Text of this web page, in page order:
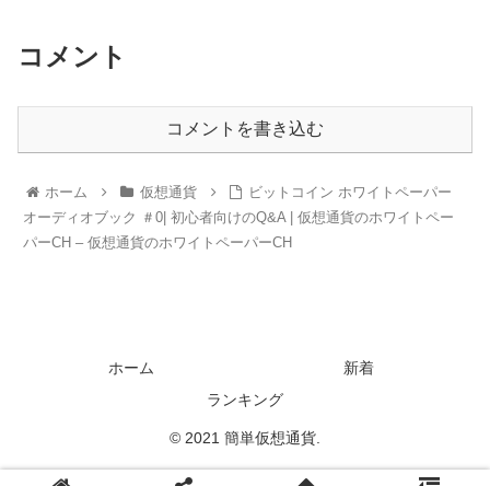
コメント
コメントを書き込む
ホーム 仮想通貨
ビットコイン ホワイトペーパー
オーディオブック ＃0| 初心者向けのQ&A | 仮想通貨のホワイトペー
パーCH – 仮想通貨のホワイトペーパーCH
ホーム
新着
ランキング
© 2021 簡単仮想通貨.